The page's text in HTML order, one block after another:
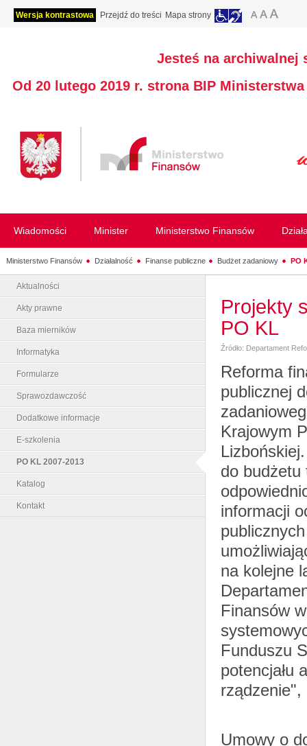
Wersja kontrastowa Przejdź do treści Mapa strony
Jesteś na archiwalnej
Od 20 lutego 2019 r. strona BIP
Wiadomości Minister Ministerstwo Finansów
Ministerstwo Finansów Działalność Finanse publiczne Budżet zadaniowy PO
Aktualności
Akty prawne
Baza mierników
Informatyka
Formularze
Sprawozdawczość
Dodatkowe informacje
E-szkolenia
PO KL 2007-2013
Katalog
Kontakt
Projekty
PO KL
Źródło: Departament
Reforma
publicznej
Krajowym
do budżetu
informacji
na kolejne
Finansów
Funduszu
potencjału
rządzenie",
Umowy o